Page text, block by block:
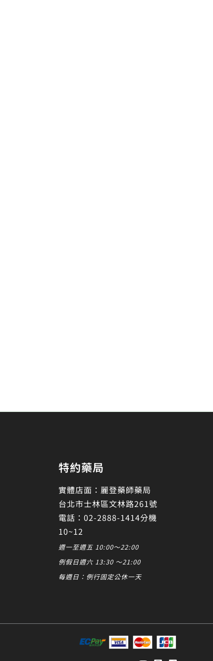
特約藥局
實體店面：麗登藥師藥局
台北市士林區文林路261號
電話：02-2888-1414分機
10~12
週一至週五 10:00～22:00
例假日週六 13:30 ～21:00
每週日：例行固定公休一天